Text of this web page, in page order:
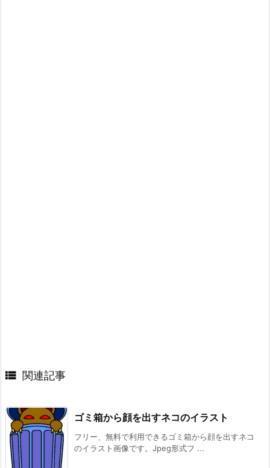
 関連記事
ゴミ箱から顔を出すネコのイラスト
フリー、無料で利用できるゴミ箱から顔を出すネコ
のイラスト画像です。Jpeg形式フ ...